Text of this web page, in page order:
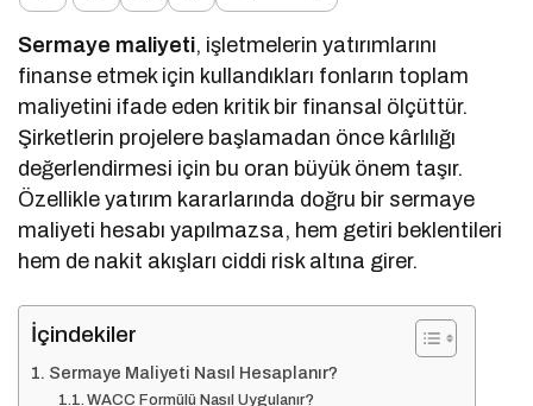
Sermaye maliyeti, işletmelerin yatırımlarını
finanse etmek için kullandıkları fonların toplam
maliyetini ifade eden kritik bir finansal ölçüttür.
Şirketlerin projelere başlamadan önce kârlılığı
değerlendirmesi için bu oran büyük önem taşır.
Özellikle yatırım kararlarında doğru bir sermaye
maliyeti hesabı yapılmazsa, hem getiri beklentileri
hem de nakit akışları ciddi risk altına girer.
İçindekiler
Sermaye Maliyeti Nasıl Hesaplanır?
WACC Formülü Nasıl Uygulanır?